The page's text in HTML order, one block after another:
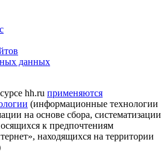
данных
hh.ru применяются
(информационные технологии
на основе сбора, систематизации
к предпочтениям
находящихся на территории